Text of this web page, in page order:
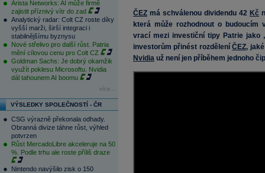
Arista Networks: AI může firmě
zajistit příznivý vítr do zad
Analytický radar: Colt CZ roste díky
vyšší marži, širší integraci i
stabilnějšímu byznysu
Nové střelivo pro další růst. Patria
mění cílovou cenu pro Colt CZ
Goldman Sachs: Je dobrý okamžik
využít poklesu Microsoftu. Nvidia
dál tahounem AI boomu
více...
VÝSLEDKY SPOLEČNOSTÍ - ČR
CSG výrazně překonala odhady.
Obranná divize táhne růst, výhled
potvrzen
Růst MercadoLibre akceleruje na 50
%. Podle trhu ale roste příliš draze
Nintendo navýšilo zisk o 150
ČEZ má schválenou dividendu 42 Kč
která může rozhodnout o
vrací mezi investiční tipy Patrie jako
investorům přinést rozděleníČEZ,
Nvidia už není jen příběhem jednoho